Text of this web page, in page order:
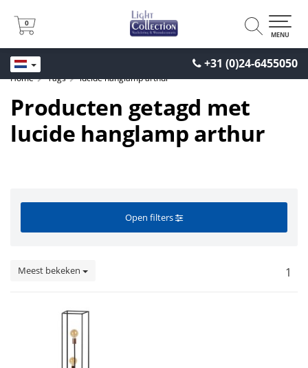
+31 (0)24-6455050
0
0
MENU
Home Tags lucide hanglamp arthur
Producten getagd met
lucide hanglamp arthur
Open filters
Meest bekeken 1